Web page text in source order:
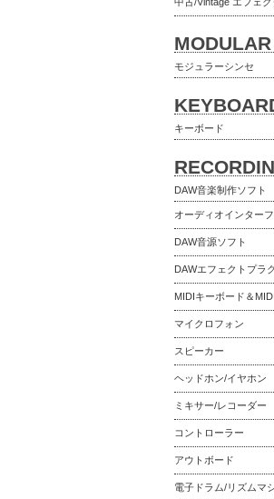
モジュラーシンセ
キーボード
DAW音楽制作ソフト
オーディオインター
DAW音源ソフト
DAWエフェクトプラ
MIDIキーボード＆
マイクロフォン
スピーカー
ヘッドホン/イヤホン
ミキサー/レコーダー
コントローラー
アウトボード
電子ドラム/リズムマ